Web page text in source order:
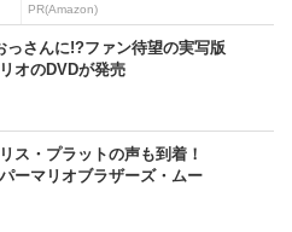
PR(Amazon)
っさんに!?ファン待望の実写版
オのDVDが発売
ス・プラットの声も到着！
パーマリオブラザーズ・ムー